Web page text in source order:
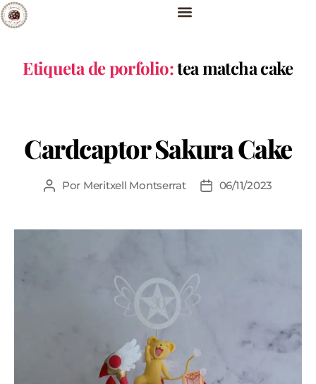
Etiqueta de porfolio:tea matcha cake
Cardcaptor Sakura Cake
Por Meritxell Montserrat 06/11/2023